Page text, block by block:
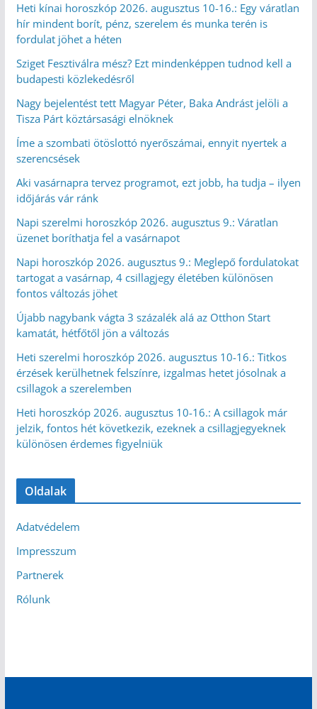
Heti kínai horoszkóp 2026. augusztus 10-16.: Egy váratlan
hír mindent borít, pénz, szerelem és munka terén is
fordulat jöhet a héten
Sziget Fesztiválra mész? Ezt mindenképpen tudnod kell a
budapesti közlekedésről
Nagy bejelentést tett Magyar Péter, Baka Andrást jelöli a
Tisza Párt köztársasági elnöknek
Íme a szombati ötöslottó nyerőszámai, ennyit nyertek a
szerencsések
Aki vasárnapra tervez programot, ezt jobb, ha tudja – ilyen
időjárás vár ránk
Napi szerelmi horoszkóp 2026. augusztus 9.: Váratlan
üzenet boríthatja fel a vasárnapot
Napi horoszkóp 2026. augusztus 9.: Meglepő fordulatokat
tartogat a vasárnap, 4 csillagjegy életében különösen
fontos változás jöhet
Újabb nagybank vágta 3 százalék alá az Otthon Start
kamatát, hétfőtől jön a változás
Heti szerelmi horoszkóp 2026. augusztus 10-16.: Titkos
érzések kerülhetnek felszínre, izgalmas hetet jósolnak a
csillagok a szerelemben
Heti horoszkóp 2026. augusztus 10-16.: A csillagok már
jelzik, fontos hét következik, ezeknek a csillagjegyeknek
különösen érdemes figyelniük
Oldalak
Adatvédelem
Impresszum
Partnerek
Rólunk